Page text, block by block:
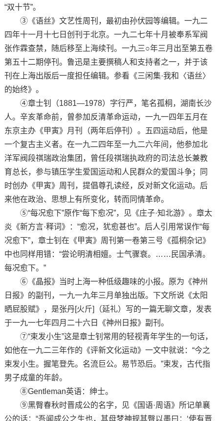
“双十节”。
③《语丝》文艺性周刊，最初由孙伏园等编辑。一九二
四年十一月十七日创刊于北京。一九二七年十月被奉系军阀
张作霖查禁，随后移至上海续刊。一九三○年三月出至第五卷
第五十二期停刊。鲁迅是主要撰稿人和支持者之一，并于该
刊在上海出版后一度担任编辑。参看《三闲集·我和〈语丝〉
的始终》。
④章士钊（1881—1978）字行严，笔名孤桐，湖南长沙
人。辛亥革命前，曾参加反清革命运动，一九一四年五月在
东京主办《甲寅》月刊（两年后停刊）。五四运动后，他是
一个复古主义者。在一九二四年至一九二六年间，他参加北
洋军阀段祺瑞政治集团，曾任段祺瑞执政府的司法总长兼教
育总长，参与镇压学生爱国运动和人民群众的爱国斗争；同
时创办《甲寅》周刊，提倡尊孔读经，反对新文化运动。后
来他在政治、思想上有所变化，转而同情革命。
⑤“每况愈下”原作“每下愈况”，见《庄子·知北游》。章太
炎《新方言·释词》：“愈况，犹愈甚也”。后人引用常误作“每
况愈下”，章士钊在《甲寅》周刊第一卷第三号《孤桐杂记》
中也同样用错：“尝论明清相嬗。士气骤衰。……民国承清。
每况愈下。”
⑥《晶报》当时上海一种低级趣味的小报。原为《神州
日报》的副刊，一九一九年三月单独出版。下文所说《太阳
晒屁股赋》，是张丹[火斤]（延礼）写的一篇无聊文章，发表
于一九一七年四月二十六日《神州日报》副刊。
⑦“束发小生”这是章士钊常用的轻视青年学生的一句话，
如他在一九二三年作的《评新文化运动》一文中就说：“今之
束发小生。握笔登先。名流巨公。易节恐后。”束发，古代指
男子成童的年龄。
⑧Gentleman英语：绅士。
⑨黑臀春秋时晋成公的名字，见《国语·周语》所记单襄
公的话：“吾闻成公之生也，其母梦神规其臀以墨曰：‘使有晋